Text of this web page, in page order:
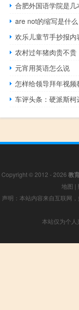
合肥外国语学院是几
are not的缩写是什么
欢乐儿童节手抄报内
农村过年猪肉贵不贵
元宵用英语怎么说
怎样给领导拜年视频
车评头条：硬派斯
Copyright © 2012 - 2026 教
地图 |
声明：本站内容来自互联网
本站仅为个人